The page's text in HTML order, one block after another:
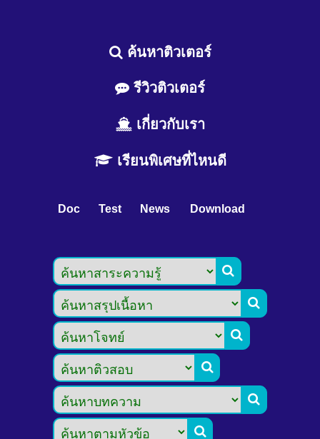
ค้นหาติวเตอร์
รีวิวติวเตอร์
เกี่ยวกับเรา
เรียนพิเศษที่ไหนดี
Doc Test News Download





